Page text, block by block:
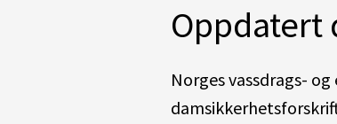
Oppdatert
Norges vassdrags-